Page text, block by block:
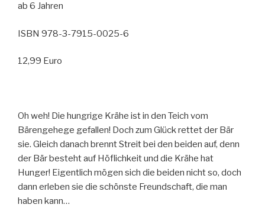
ab 6 Jahren
ISBN 978-3-7915-0025-6
12,99 Euro
Oh weh! Die hungrige Krähe ist in den Teich vom
Bärengehege gefallen! Doch zum Glück rettet der Bär
sie. Gleich danach brennt Streit bei den beiden auf, denn
der Bär besteht auf Höflichkeit und die Krähe hat
Hunger! Eigentlich mögen sich die beiden nicht so, doch
dann erleben sie die schönste Freundschaft, die man
haben kann…